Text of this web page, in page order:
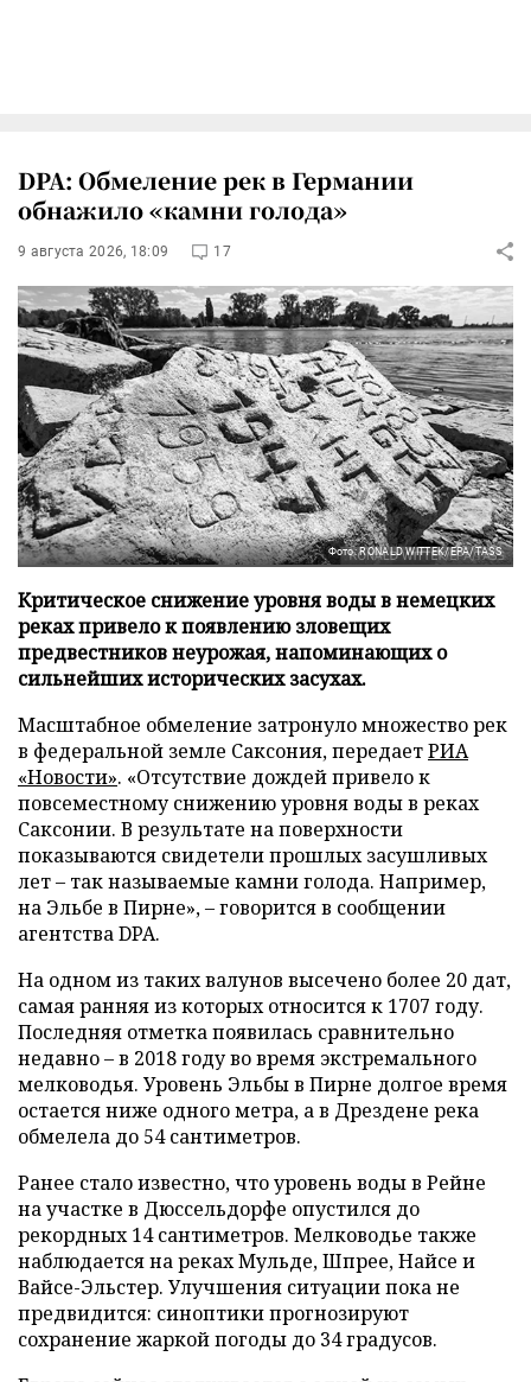
DPA: Обмеление рек в Германии
обнажило «камни голода»
9 августа 2026, 18:09 17
Фото: RONALD WITTEK/EPA/TASS
Критическое снижение уровня воды в немецких
реках привело к появлению зловещих
предвестников неурожая, напоминающих о
сильнейших исторических засухах.
Масштабное обмеление затронуло множество рек
в федеральной земле Саксония, передаетРИА
«Новости». «Отсутствие дождей привело к
повсеместному снижению уровня воды в реках
Саксонии. В результате на поверхности
показываются свидетели прошлых засушливых
лет – так называемые камни голода. Например,
на Эльбе в Пирне», – говорится в сообщении
агентства DPA.
На одном из таких валунов высечено более 20 дат,
самая ранняя из которых относится к 1707 году.
Последняя отметка появилась сравнительно
недавно – в 2018 году во время экстремального
мелководья. Уровень Эльбы в Пирне долгое время
остается ниже одного метра, а в Дрездене река
обмелела до 54 сантиметров.
Ранее стало известно, что уровень воды в Рейне
на участке в Дюссельдорфе опустился до
рекордных 14 сантиметров. Мелководье также
наблюдается на реках Мульде, Шпрее, Найсе и
Вайсе-Эльстер. Улучшения ситуации пока не
предвидится: синоптики прогнозируют
сохранение жаркой погоды до 34 градусов.